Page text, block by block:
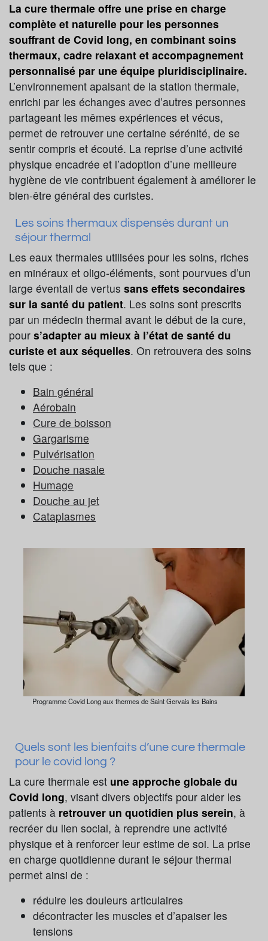
La cure thermale offre une prise en charge
complète et naturelle pour les personnes
souffrant de Covid long, en combinant soins
thermaux, cadre relaxant et accompagnement
personnalisé par une équipe pluridisciplinaire.
L’environnement apaisant de la station thermale,
enrichi par les échanges avec d’autres personnes
partageant les mêmes expériences et vécus,
permet de retrouver une certaine sérénité, de se
sentir compris et écouté. La reprise d’une activité
physique encadrée et l’adoption d’une meilleure
hygiène de vie contribuent également à améliorer le
bien-être général des curistes.
Les soins thermaux dispensés durant un
séjour thermal
Les eaux thermales utilisées pour les soins, riches
en minéraux et oligo-éléments, sont pourvues d’un
large éventail de vertus sans effets secondaires
sur la santé du patient. Les soins sont prescrits
par un médecin thermal avant le début de la cure,
pour s’adapter au mieux à l’état de santé du
curiste et aux séquelles. On retrouvera des soins
tels que :
Bain général
Aérobain
Cure de boisson
Gargarisme
Pulvérisation
Douche nasale
Humage
Douche au jet
Cataplasmes
Programme Covid Long aux thermes de Saint Gervais les Bains
Quels sont les bienfaits d’une cure thermale
pour le covid long ?
La cure thermale est une approche globale du
Covid long, visant divers objectifs pour aider les
patients à retrouver un quotidien plus serein, à
recréer du lien social, à reprendre une activité
physique et à renforcer leur estime de soi. La prise
en charge quotidienne durant le séjour thermal
permet ainsi de :
réduire les douleurs articulaires
décontracter les muscles et d’apaiser les
tensions